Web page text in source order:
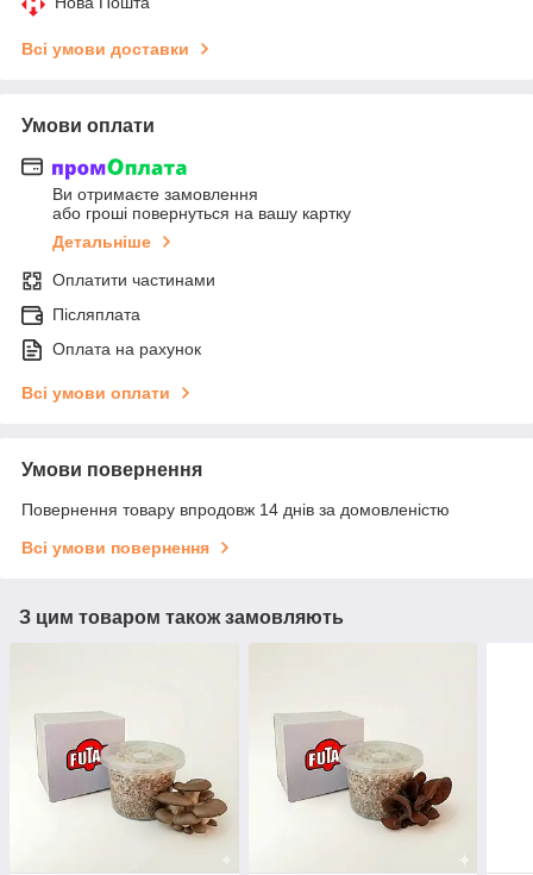
Всі умови доставки
Умови оплати
Ви отримаєте замовлення
або гроші повернуться на вашу картку
Детальніше
Оплатити частинами
Післяплата
Оплата на рахунок
Всі умови оплати
Умови повернення
Повернення товару впродовж 14 днів за домовленістю
Всі умови повернення
З цим товаром також замовляють